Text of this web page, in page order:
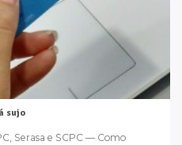
sujo
Serasa e SCPC — Como